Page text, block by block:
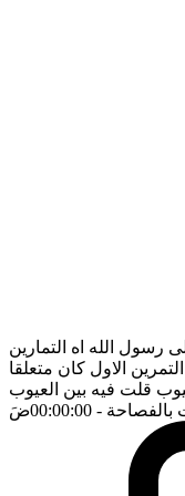
رسول الله اه التمارين
التمرين الاول كان متعلقا
قلت فيه بين العيوب
بالفصاحة - 00:00:00 ضَ